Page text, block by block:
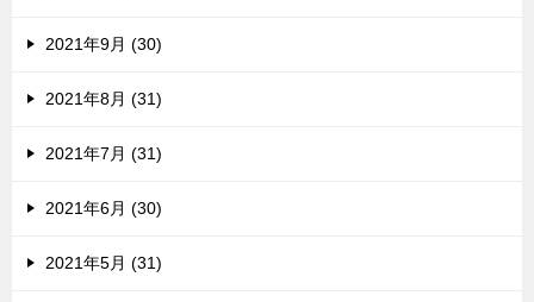
2021年9月 (30)
2021年8月 (31)
2021年7月 (31)
2021年6月 (30)
2021年5月 (31)